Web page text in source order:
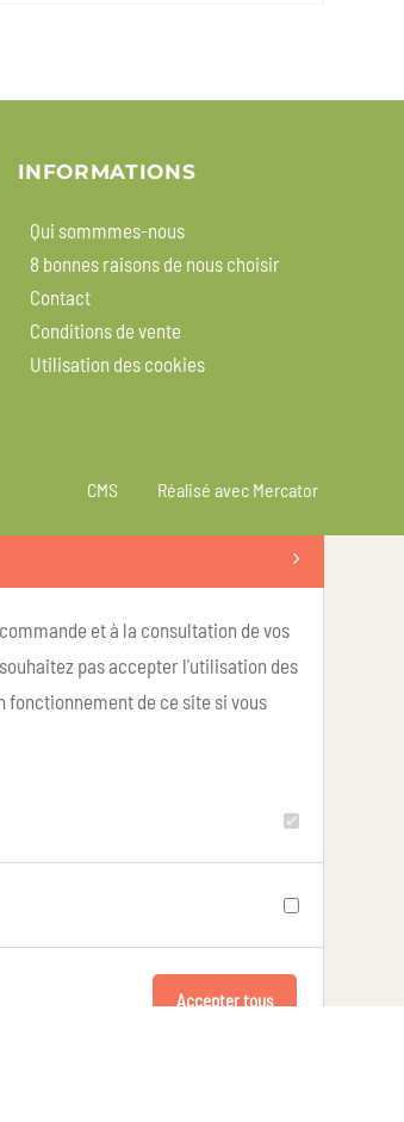
INFORMATIONS
Qui sommmes-nous
8 bonnes raisons de nous choisir
Contact
Conditions de vente
Utilisation des cookies
CMS Réalisé avec Mercator
et à la consultation de vos
pas accepter l'utilisation des
fonctionnement de ce site si vous
Accepter tous